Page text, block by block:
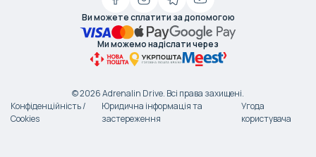
Ви можете сплатити за допомогою
Ми можемо надіслати через
©2026Adrenalin Drive. Всі права захищені.
Конфіденційність /
Cookies
Юридична інформація та
застереження
Угода
користувача